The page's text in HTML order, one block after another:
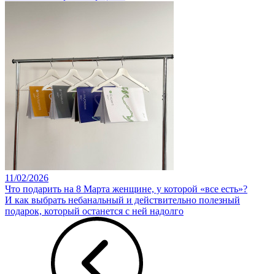
11/02/2026
Что подарить на 8 Марта женщине, у которой «все есть»?
И как выбрать небанальный и действительно полезный
подарок, который останется с ней надолго